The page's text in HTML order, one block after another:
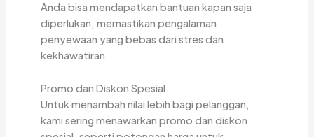
Anda bisa mendapatkan bantuan kapan saja
diperlukan, memastikan pengalaman
penyewaan yang bebas dari stres dan
kekhawatiran.
Promo dan Diskon Spesial
Untuk menambah nilai lebih bagi pelanggan,
kami sering menawarkan promo dan diskon